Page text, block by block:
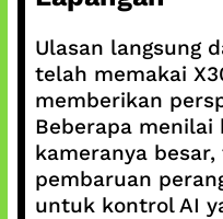
Ulasan langsung
telah memakai
memberikan
Beberapa menilai
kameranya
pembaruan
untuk kontrol AI